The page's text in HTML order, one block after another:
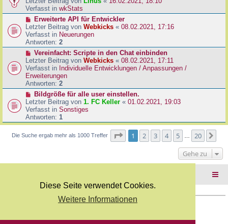
Diese Seite verwendet Cookies.
Weitere Informationen
a
g
e
i
r
a
g
u
e
r
B
e
i
r
a
g
Verfasst in wkStats
N
e
u
e
r
B
e
i
t
r
a
g
Erweiterte API für Entwickler
Letzter Beitrag von Webkicks « 08.02.2021, 17:16
Verfasst in Neuerungen
Antworten: 2
N
e
u
e
r
B
e
i
t
r
g
Vereinfacht: Scripte in den Chat einbinden
Letzter Beitrag von Webkicks « 08.02.2021, 17:11
Verfasst in Individuelle Entwicklungen / Anpassungen /
Erweiterungen
Antworten: 2
N
e
u
e
r
B
e
r
Bildgröße für alle user einstellen.
Letzter Beitrag von 1. FC Keller « 01.02.2021, 19:03
Verfasst in Sonstiges
Antworten: 1
Die Suche ergab mehr als 1000 Treffer Seite von
1 2 3 4 5 20
Gehe zu
Deutsche Übersetzung durchphpBB.de